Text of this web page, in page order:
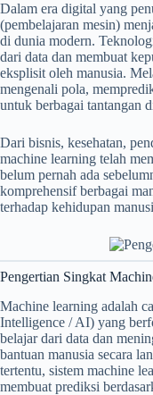
Dalam era digital yang
(pembelajaran mesin)
di dunia modern.
dari data dan membuat
eksplisit oleh manusia.
mengenali pola,
untuk berbagai tantangan
Dari bisnis, kesehatan,
machine learning telah
belum pernah ada
komprehensif berbagai
terhadap kehidupan
Pengertian Singkat
Machine learning adalah
Intelligence / AI) yang
belajar dari data dan
bantuan manusia secara
tertentu, sistem machine
membuat prediksi